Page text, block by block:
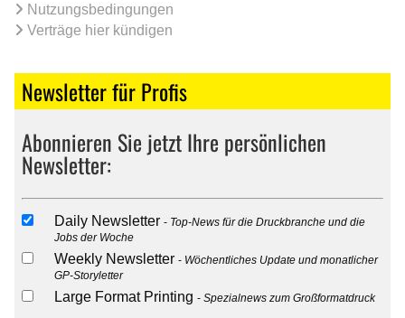
Nutzungsbedingungen
Verträge hier kündigen
Newsletter für Profis
Abonnieren Sie jetzt Ihre persönlichen
Newsletter:
Daily Newsletter
Top-News für die Druckbranche und die
Jobs der Woche
Weekly Newsletter
Wöchentliches Update und monatlicher
GP-Storyletter
Large Format Printing Spezialnews zum Großformatdruck